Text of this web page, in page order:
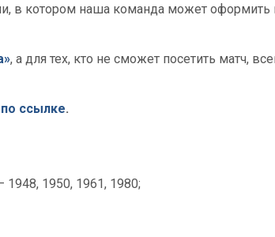
в котором наша команда может
, а для тех, кто не сможет посетить матч,
по ссылке.
1950, 1961, 1980;